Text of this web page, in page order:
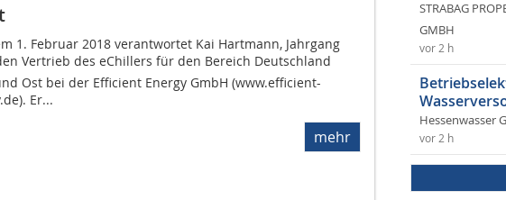
1. Februar 2018 verantwortet Kai Hartmann, Jahrgang
Vertrieb des eChillers für den Bereich Deutschland
Ost bei der Efficient Energy GmbH (www.efficient-
Er...
mehr
STRABAG
GMBH
vor 2 h
Hessenwasser
vor 2 h